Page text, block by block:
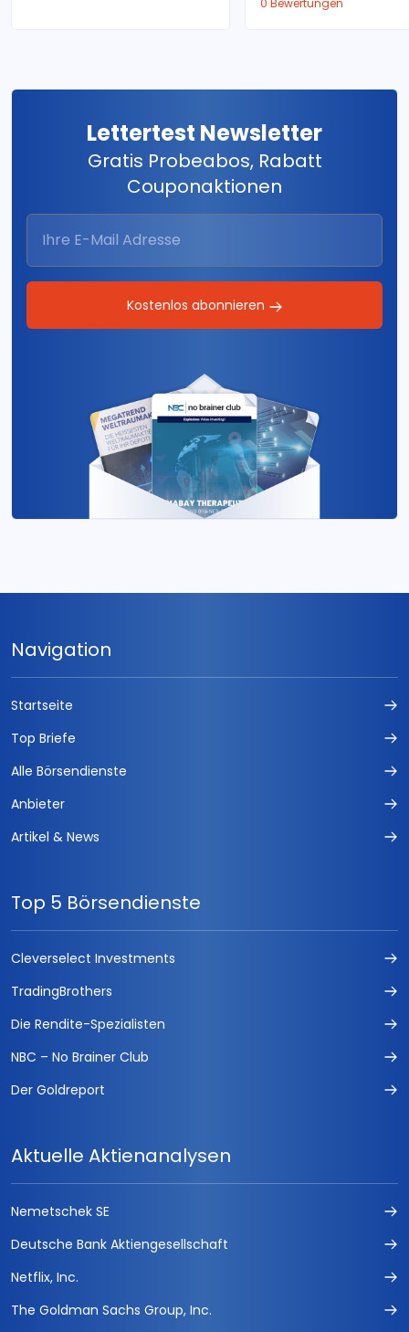
0 Bewertungen
Lettertest Newsletter
Gratis Probeabos, Rabatt
Couponaktionen
Kostenlos abonnieren
Navigation
Startseite
Top Briefe
Alle Börsendienste
Anbieter
Artikel & News
Top 5 Börsendienste
Cleverselect Investments
TradingBrothers
Die Rendite-Spezialisten
NBC – No Brainer Club
Der Goldreport
Aktuelle Aktienanalysen
Nemetschek SE
Deutsche Bank Aktiengesellschaft
Netflix, Inc.
The Goldman Sachs Group, Inc.